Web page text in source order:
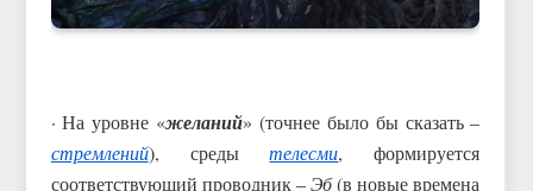
· На уровне «желаний» (точнее было бы сказать –
стремлений), средытелесми, формируется
соответствующий проводник –Эб(в новые времена